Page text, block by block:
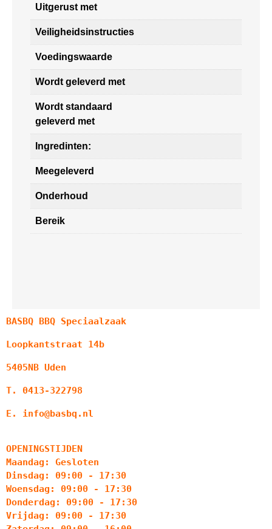
Uitgerust met
Veiligheidsinstructies
Voedingswaarde
Wordt geleverd met
Wordt standaard
geleverd met
Ingredinten:
Meegeleverd
Onderhoud
Bereik
BASBQ BBQ Speciaalzaak
Loopkantstraat 14b
5405NB Uden
T. 0413-322798
E. info@basbq.nl
OPENINGSTIJDEN
Maandag: Gesloten
Dinsdag: 09:00 - 17:30
Woensdag: 09:00 - 17:30
Donderdag: 09:00 - 17:30
Vrijdag: 09:00 - 17:30